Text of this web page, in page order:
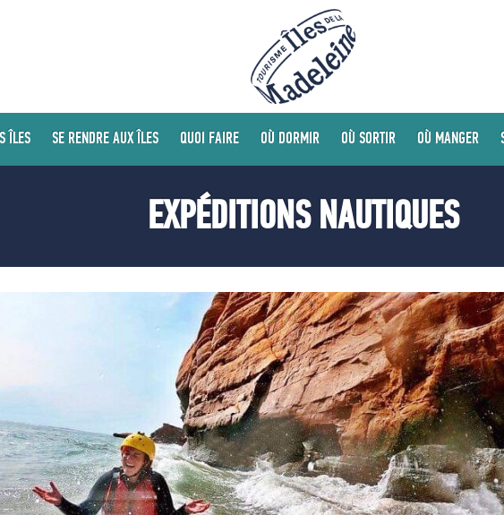
ÎLES SE RENDRE AUX ÎLES QUOI FAIRE OÙ DORMIR OÙ SORTIR OÙ MANGER
EXPÉDITIONS NAUTIQUES